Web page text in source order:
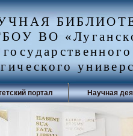
ВО
государственного
портал Научная